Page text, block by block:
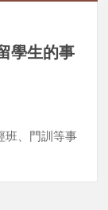
學生的事
班、門訓等事